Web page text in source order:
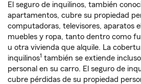
El seguro de inquilinos, también
apartamentos, cubre su propiedad
computadoras, televisores, aparatos
muebles y ropa, tanto dentro como
u otra vivienda que alquile. La
inquilinos1 también se extiende
personal en su carro. El seguro de
cubre pérdidas de su propiedad